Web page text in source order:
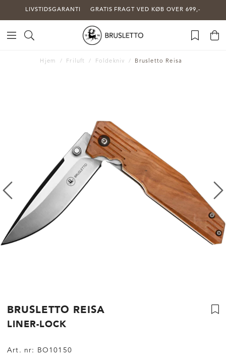
LIVSTIDSGARANTI GRATIS FRAGT VED KØB OVER 699,-
Hjem Friluft Foldekniv Brusletto Reisa
BRUSLETTO REISA
LINER-LOCK
Art. nr: BO10150